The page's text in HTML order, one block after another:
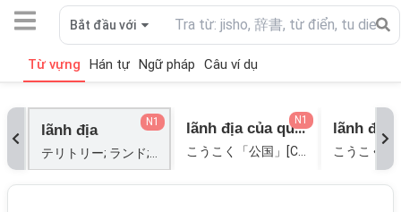
Bắt đầu với
Từ vựng Hán tự Ngữ pháp Câu ví dụ
lãnh địa N1 lãnh địa của quận công
こうこく「公国」[CÔNG QUỐC];
N1